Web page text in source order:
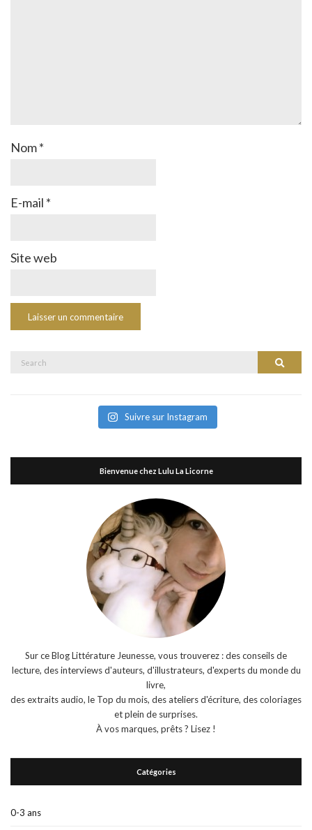
Nom*
E-mail *
Site web
Search
Suivre sur Instagram
Bienvenue chez Lulu La Licorne
Sur ce Blog Littérature Jeunesse, vous trouverez : des conseils de
lecture, des interviews d'auteurs, d'illustrateurs, d'experts du monde du
livre,
des extraits audio, le Top du mois, des ateliers d'écriture, des coloriages
et plein de surprises.
À vos marques, prêts ? Lisez !
Catégories
0-3 ans